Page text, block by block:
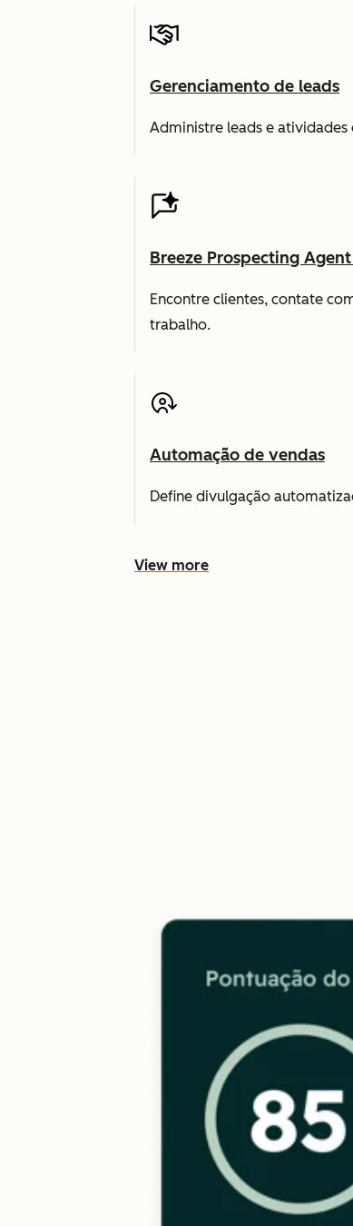
Gerenciamento de leads
Administre leads e
Breeze Prospecting
Encontre clientes, contate
trabalho.
Automação de vendas
Define divulgação
View more